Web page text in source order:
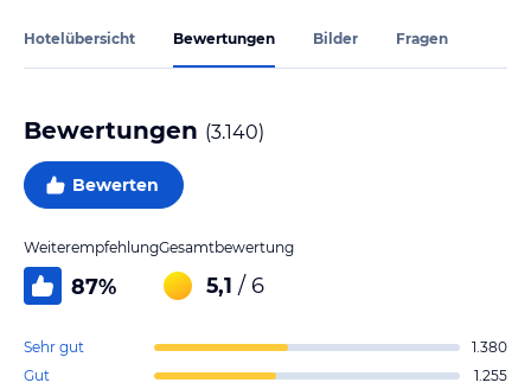
Hotelübersicht Bewertungen Bilder Fragen
Bewertungen (3.140)
Bewerten
Weiterempfehlung
87%
Gesamtbewertung
5,1 / 6
Sehr gut
1.380
Gut
1.255